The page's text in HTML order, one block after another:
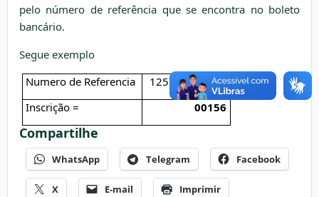
pelo número de referência que se encontra no boleto
bancário.
Segue exemplo
Numero de Referencia
125789300156
Inscrição =
00156
Compartilhe
WhatsApp Telegram Facebook
X E-mail Imprimir